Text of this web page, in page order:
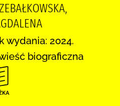
wydania: 2024.
biograficzna